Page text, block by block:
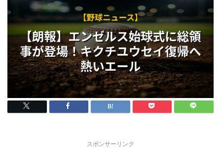
スポンサーリンク